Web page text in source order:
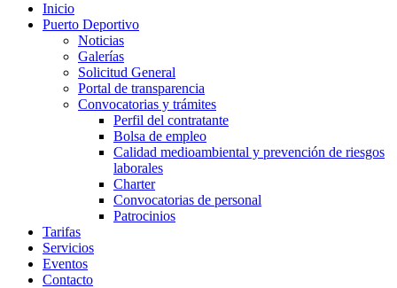
Inicio
Puerto Deportivo
Noticias
Galerías
Solicitud General
Portal de transparencia
Convocatorias y trámites
Perfil del contratante
Bolsa de empleo
Calidad medioambiental y prevención de riesgos
laborales
Charter
Convocatorias de personal
Patrocinios
Tarifas
Servicios
Eventos
Contacto